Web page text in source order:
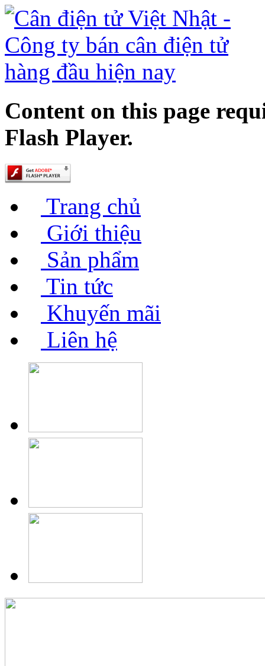
Content on this page
Flash Player.
Trang chủ
Giới thiệu
Sản phẩm
Tin tức
Khuyến mãi
Liên hệ